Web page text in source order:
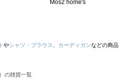
やシャツ・ブラウス カーディガンなどの商品
の雑貨一覧